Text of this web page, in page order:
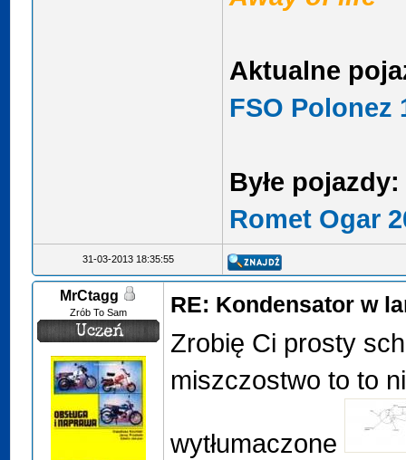
Aktualne
FSO Polonez
Byłe pojazdy:
Romet Ogar
31-03-2013 18:35:55
MrCtagg
Zrób To Sam RE: Kondensator w
Zrobię Ci prosty
miszczostwo to to
wytłumaczone